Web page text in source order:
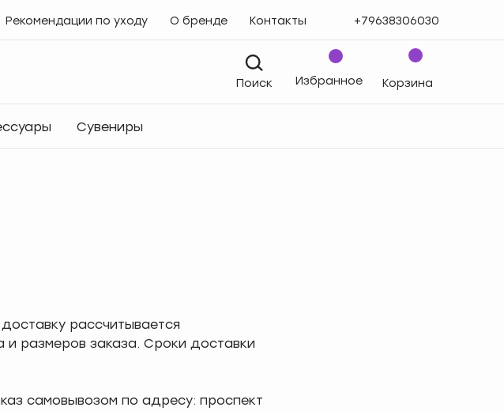
Рекомендации по уходу О бренде Контакты +79638306030
Корзина
Поиск Избранное
Сувениры
рассчитывается
и размеров заказа. Сроки доставки
самовывозом по адресу: проспект